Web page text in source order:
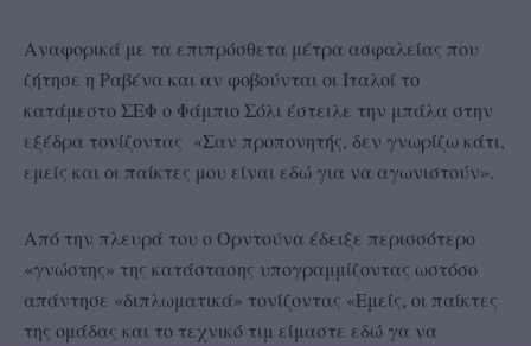
Αναφορικά με τα επιπρόσθετα μέτρα ασφαλείας που
ζήτησε η Ραβένα και αν φοβούνται οι Ιταλοί το
κατάμεστο ΣΕΦ ο Φάμπιο Σόλι έστειλε την μπάλα στην
εξέδρα τονίζοντας «Σαν προπονητής, δεν γνωρίζω κάτι,
εμείς και οι παίκτες μου είναι εδώ για να αγωνιστούν».
Από την πλευρά του ο Ορντούνα έδειξε περισσότερο
«γνώστης» της κατάστασης υπογραμμίζοντας ωστόσο
απάντησε «διπλωματικά» τονίζοντας «Εμείς, οι παίκτες
της ομάδας και το τεχνικό τιμ είμαστε εδώ γα να